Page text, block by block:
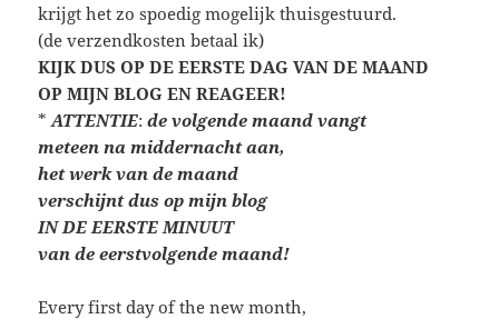
krijgt het zo spoedig mogelijk thuisgestuurd.
(de verzendkosten betaal ik)
KIJK DUS OP DE EERSTE DAG VAN DE MAAND
OP MIJN BLOG EN REAGEER!
*ATTENTIE:de volgende maand vangt
meteen na middernacht aan,
het werk van de maand
verschijnt dus op mijn blog
IN DE EERSTE MINUUT
van de eerstvolgende maand!
Every first day of the new month,